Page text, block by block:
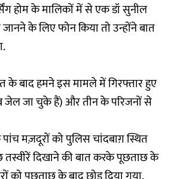
होम के मालिकों में से एक डॉ सुनील
के लिए फोन किया तो उन्होंने बात
के बाद हमने इस मामले में गिरफ्तार हुए
जेल जा चुके हैं) और तीन के परिजनों से
मज़दूरों को पुलिस चांदबाग़ स्थित
दिखाने की बात करके पूछताछ के